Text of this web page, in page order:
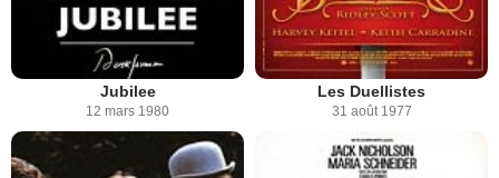
Jubilee
12 mars 1980
Les Duellistes
31 août 1977